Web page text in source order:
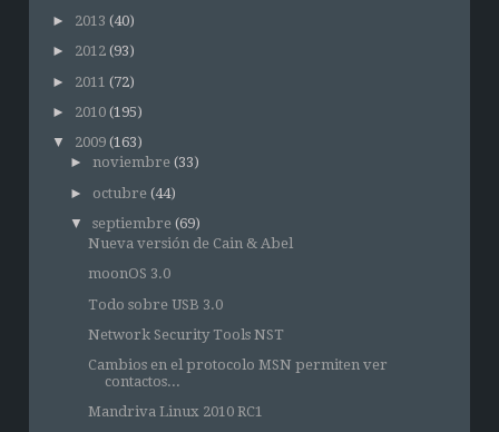
► 2013 (40)
► 2012 (93)
► 2011 (72)
► 2010 (195)
▼
2009 (163)
► noviembre (33)
► octubre (44)
▼
septiembre (69)
Nueva versión de Cain & Abel
moonOS 3.0
Todo sobre USB 3.0
Network Security Tools NST
Cambios en el protocolo MSN permiten ver
contactos...
Mandriva Linux 2010 RC1